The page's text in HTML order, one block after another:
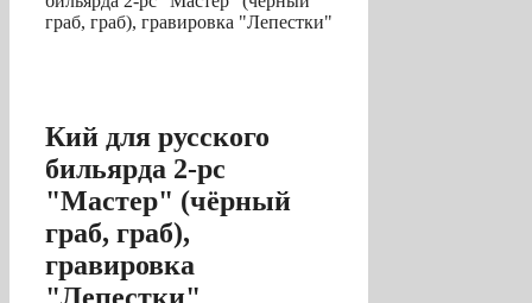
граб, граб), гравировка "Лепестки"
Кий для русского
бильярда 2-pc
"Мастер" (чёрный
граб, граб),
гравировка